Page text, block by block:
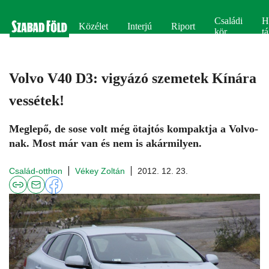
Közélet Interjú Riport
Családi
kör
Volvo V40 D3: vigyázó szemetek Kínára
vessétek!
Meglepő, de sose volt még ötajtós kompaktja a Volvo-
nak. Most már van és nem is akármilyen.
Család-otthon Vékey Zoltán 2012. 12. 23.